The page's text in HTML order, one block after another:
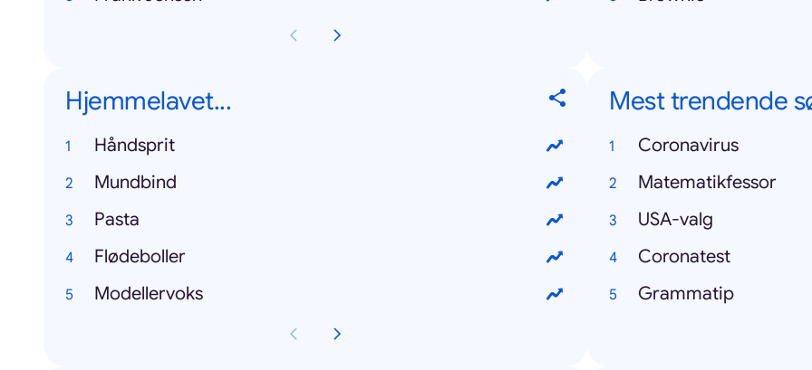
Hjemmelavet...
Håndsprit
Mundbind
Pasta
Flødeboller
Modellervoks
Mest trendende
Coronavirus
Matematikfessor
USA-valg
Coronatest
Grammatip